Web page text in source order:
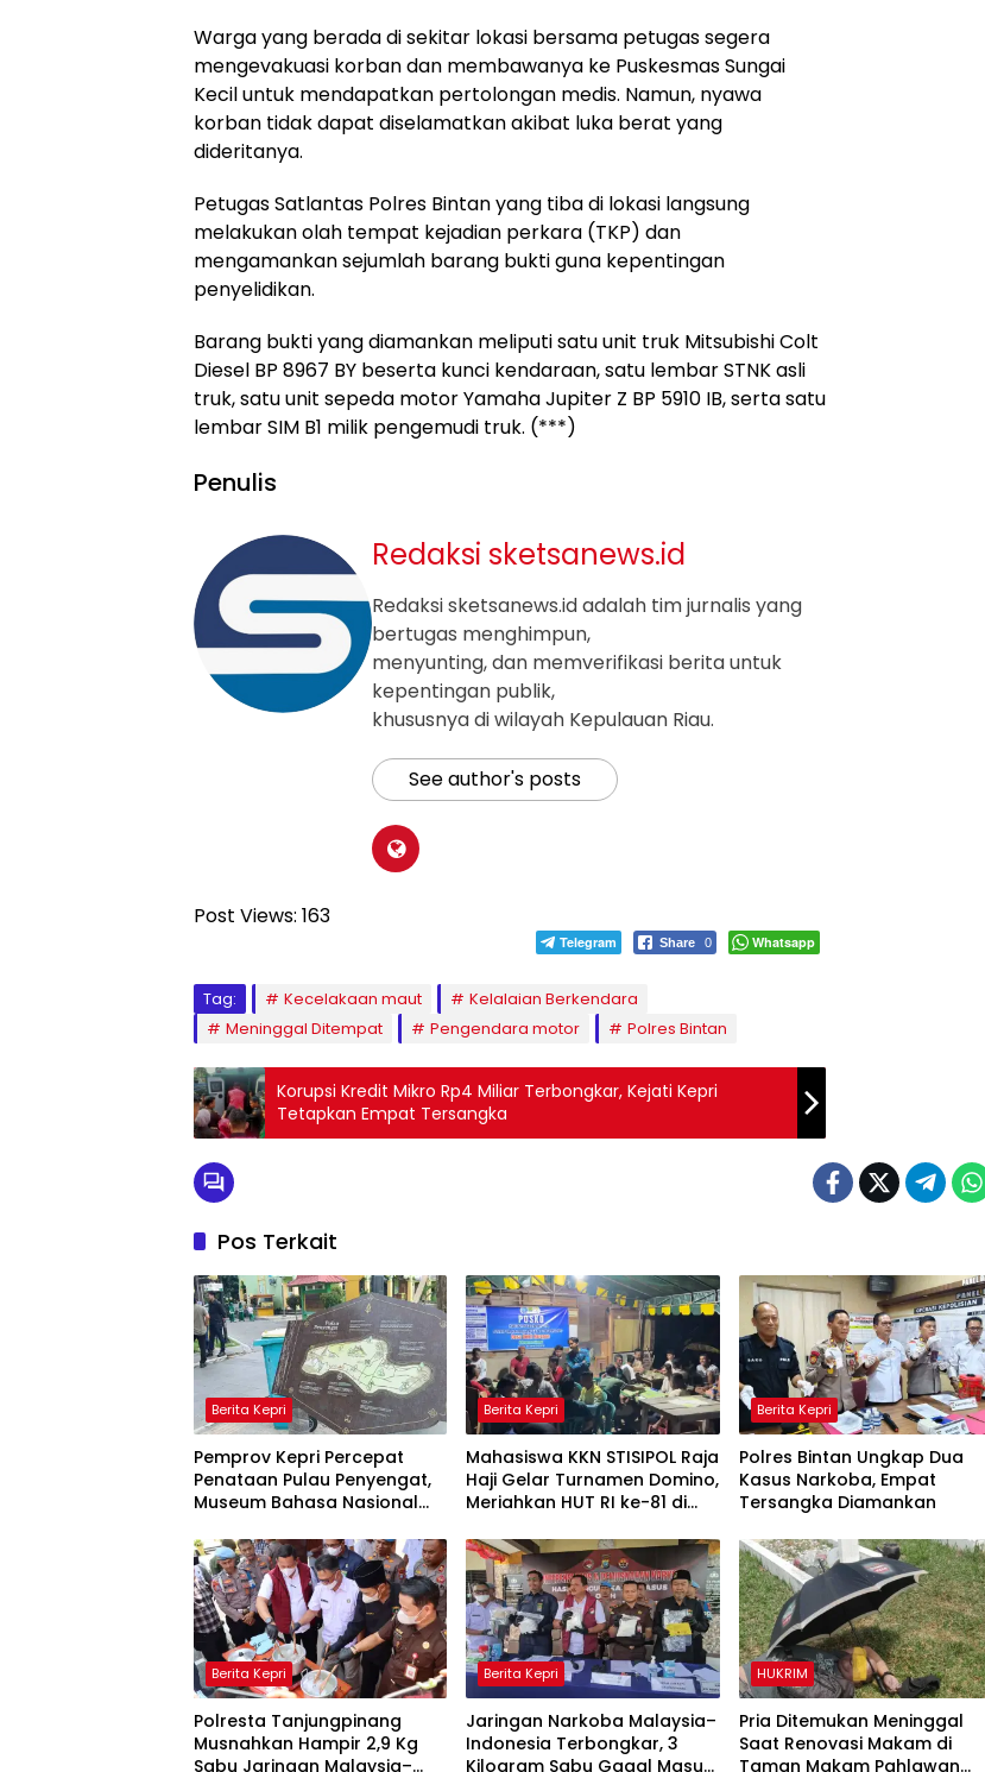
Warga yang berada di sekitar lokasi bersama petugas segera
mengevakuasi korban dan membawanya ke Puskesmas Sungai
Kecil untuk mendapatkan pertolongan medis. Namun, nyawa
korban tidak dapat diselamatkan akibat luka berat yang
dideritanya.
Petugas Satlantas Polres Bintan yang tiba di lokasi langsung
melakukan olah tempat kejadian perkara (TKP) dan
mengamankan sejumlah barang bukti guna kepentingan
penyelidikan.
Barang bukti yang diamankan meliputi satu unit truk Mitsubishi Colt
Diesel BP 8967 BY beserta kunci kendaraan, satu lembar STNK asli
truk, satu unit sepeda motor Yamaha Jupiter Z BP 5910 IB, serta satu
lembar SIM B1 milik pengemudi truk. (***)
Penulis
Redaksi sketsanews.id
Redaksi sketsanews.id adalah tim jurnalis yang
bertugas menghimpun,
menyunting, dan memverifikasi berita untuk
kepentingan publik,
khususnya di wilayah Kepulauan Riau.
See author's posts
Post Views: 163
Telegram Share 0 Whatsapp
Tag: Kecelakaan maut
Kelalaian Berkendara
Meninggal Ditempat
Pengendara motor Polres Bintan
Korupsi Kredit Mikro Rp4 Miliar Terbongkar, Kejati Kepri
Tetapkan Empat Tersangka
Pos Terkait
Berita Kepri
Pemprov Kepri Percepat
Penataan Pulau Penyengat,
Museum Bahasa Nasional
Berita Kepri
Mahasiswa KKN STISIPOL Raja
Haji Gelar Turnamen Domino,
Meriahkan HUT RI ke-81 di
Berita Kepri
Polres Bintan Ungkap Dua
Kasus Narkoba, Empat
Tersangka Diamankan
Berita Kepri
Polresta Tanjungpinang
Musnahkan Hampir 2,9 Kg
Sabu Jaringan Malaysia–
Berita Kepri
Jaringan Narkoba Malaysia–
Indonesia Terbongkar, 3
Kilogram Sabu Gagal Masuk
HUKRIM
Pria Ditemukan Meninggal
Saat Renovasi Makam di
Taman Makam Pahlawan